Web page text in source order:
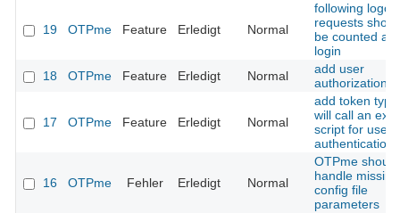
19 OTPme Feature Erledigt Normal
following
requests
be counted as
login
18
OTPme Feature Erledigt Normal
add user
authorization
17 OTPme Feature Erledigt Normal
add token
will call an
script for user
authentication
16 OTPme Fehler Erledigt Normal
OTPme should
handle missing
config file
parameters